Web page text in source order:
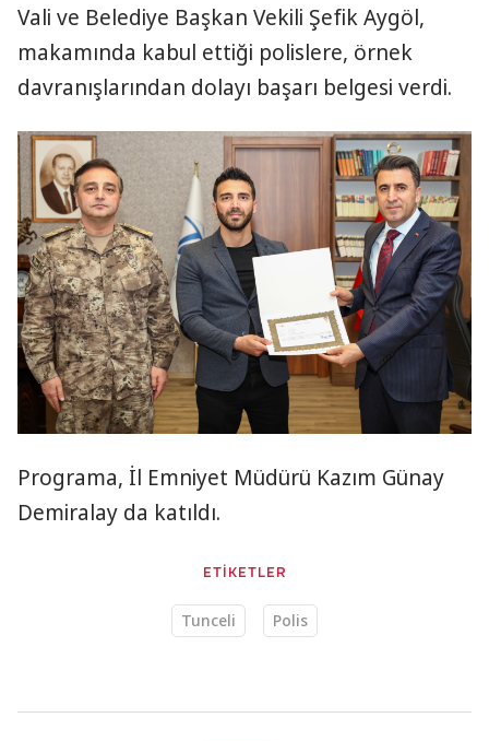
Vali ve Belediye Başkan Vekili Şefik Aygöl,
makamında kabul ettiği polislere, örnek
davranışlarından dolayı başarı belgesi verdi.
Programa, İl Emniyet Müdürü Kazım Günay
Demiralay da katıldı.
ETİKETLER
Tunceli Polis